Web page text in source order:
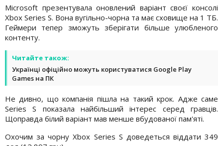
Microsoft презентувала оновлений варіант своєї консолі
Xbox Series S. Вона вугільно-чорна та має сховище на 1 ТБ.
Геймери тепер зможуть зберігати більше улюбленого
контенту.
Читайте також:
Українці офіційно можуть користуватися Google Play
Games на ПК
Не дивно, що компанія пішла на такий крок. Адже саме
Series S показала найбільший інтерес серед гравців.
Щоправда білий варіант мав менше вбудованої пам'яті.
Охочим за чорну Xbox Series S доведеться віддати 349